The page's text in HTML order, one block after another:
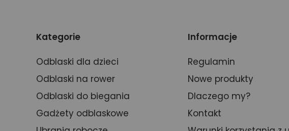
Kategorie
Odblaski dla dzieci
Odblaski na rower
Odblaski do biegania
Gadżety odblaskowe
Informacje
Regulamin
Nowe produkty
Dlaczego my?
Kontakt